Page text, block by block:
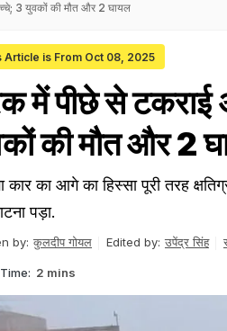
3 युवकों की मौत और 2 घायल
Article is From Oct 08, 2025
में पीछे से टकराई
की मौत और 2
कार का आगे का हिस्सा पूरी तरह
पड़ा.
by: कुलदीप गोयल Edited by: उपेंद्र सिंह
2 mins